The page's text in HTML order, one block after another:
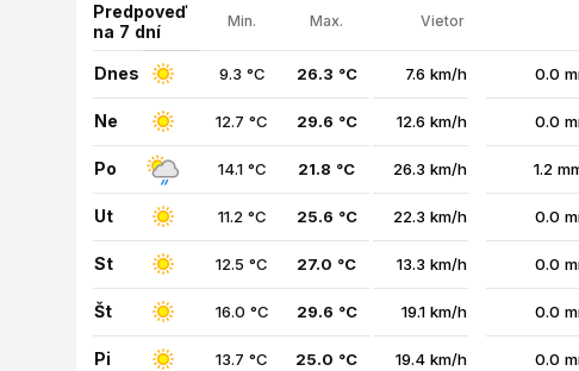
Predpoveď
na 7 dní
Min. Max. Vietor
Dnes 9.3 °C 26.3 °C 7.6 km/h 0.0
Ne 12.7 °C 29.6 °C 12.6 km/h 0.0
Po 14.1 °C 21.8 °C 26.3 km/h 1.2
Ut 11.2 °C 25.6 °C 22.3 km/h 0.0
St 12.5 °C 27.0 °C 13.3 km/h 0.0
Št 16.0 °C 29.6 °C 19.1 km/h 0.0
Pi 13.7 °C 25.0 °C 19.4 km/h 0.0